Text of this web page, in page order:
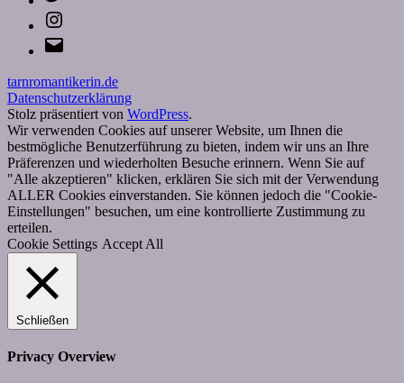
tarnromantikerin.de
Datenschutzerklärung
Stolz präsentiert von WordPress.
Wir verwenden Cookies auf unserer Website, um Ihnen die
bestmögliche Benutzerführung zu bieten, indem wir uns an Ihre
Präferenzen und wiederholten Besuche erinnern. Wenn Sie auf
"Alle akzeptieren" klicken, erklären Sie sich mit der Verwendung
ALLER Cookies einverstanden. Sie können jedoch die "Cookie-
Einstellungen" besuchen, um eine kontrollierte Zustimmung zu
erteilen.
Cookie Settings Accept All
Schließen
Privacy Overview